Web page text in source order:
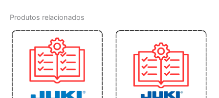
Produtos relacionados